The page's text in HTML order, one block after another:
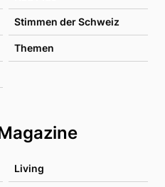
Stimmen der Schweiz
Themen
Living